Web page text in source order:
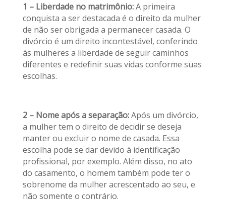
1 – Liberdade no matrimônio:A primeira
conquista a ser destacada é o direito da mulher
de não ser obrigada a permanecer casada. O
divórcio é um direito incontestável, conferindo
às mulheres a liberdade de seguir caminhos
diferentes e redefinir suas vidas conforme suas
escolhas.
2 – Nome após a separação:Após um divórcio,
a mulher tem o direito de decidir se deseja
manter ou excluir o nome de casada. Essa
escolha pode se dar devido à identificação
profissional, por exemplo. Além disso, no ato
do casamento, o homem também pode ter o
sobrenome da mulher acrescentado ao seu, e
não somente o contrário.